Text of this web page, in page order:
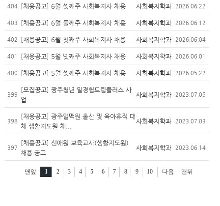
404 [채용공고] 6월 셋째주 사회복지사 채용 사회복지학과 2026.06.22
403 [채용공고] 6월 둘째주 사회복지사 채용 사회복지학과 2026.06.12
402 [채용공고] 6월 첫째주 사회복지사 채용 사회복지학과 2026.06.04
401 [채용공고] 5월 넷째주 사회복지사 채용 사회복지학과 2026.06.01
400 [채용공고] 5월 셋째주 사회복지사 채용 사회복지학과 2026.05.22
399
[모집공고] 광주청년 일경험드림플러스 사
업
사회복지학과 2023.07.05
398
[채용공고] 광주일맥원 출산 및 육아휴직 대
체 생활지도원 채...
사회복지학과 2023.07.03
397
[채용공고] 신애원 보육교사(생활지도원)
채용 공고
사회복지학과 2023.06.14
맨앞 1 2 3 4 5 6 7 8 9 10 다음 맨뒤